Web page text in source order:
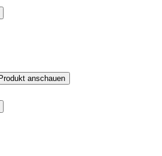
Produkt anschauen